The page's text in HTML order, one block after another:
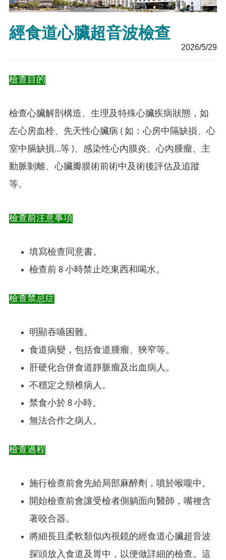
經食道心臟超音波檢查
2026/5/29
檢查目的
檢查心臟解剖構造、生理及特殊心臟疾病狀態，如
左心房血栓、先天性心臟病 ( 如：心房中隔缺損、心
室中膈缺損…等 )、感染性心內膜炎、心內腫瘤、主
動脈剝離、心臟瓣膜術前術中及術後評估及追蹤
等。
檢查前注意事項
填寫檢查同意書。
檢查前 8 小時禁止吃東西和喝水。
檢查禁忌症
明顯吞嚥困難。
食道病變，包括食道腫瘤、狹窄等。
肝硬化合併食道靜脈瘤及出血病人。
不穩定之頸椎病人。
禁食小於 8 小時。
無法合作之病人。
檢查過程
施行檢查前會先給局部麻醉劑，噴於喉嚨中。
開始檢查前會讓受檢者側躺面向醫師，嘴裡含
著咬合器。
將細長且柔軟類似內視鏡的經食道心臟超音波
探頭放入食道及胃中，以便做詳細的檢查。這